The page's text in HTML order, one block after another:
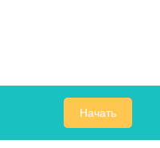
Начать